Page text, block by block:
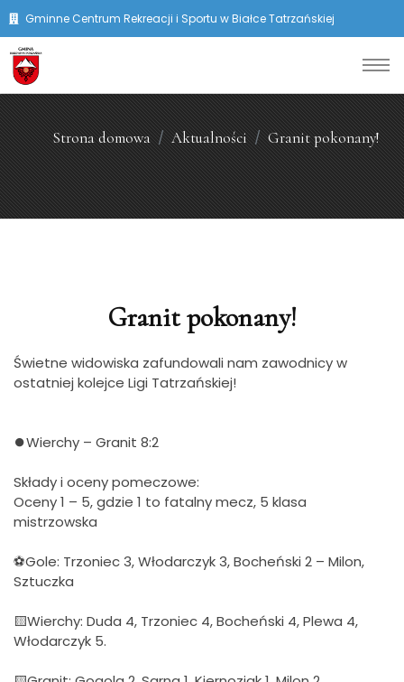
Gminne Centrum Rekreacji i Sportu w Białce Tatrzańskiej
Strona domowa Aktualności Granit pokonany!
Granit pokonany!
Świetne widowiska zafundowali nam zawodnicy w
ostatniej kolejce Ligi Tatrzańskiej!
⏺Wierchy – Granit 8:2
Składy i oceny pomeczowe:
Oceny 1 – 5, gdzie 1 to fatalny mecz, 5 klasa
mistrzowska
⚽Gole: Trzoniec 3, Włodarczyk 3, Bocheński 2 – Milon,
Sztuczka
🟨Wierchy: Duda 4, Trzoniec 4, Bocheński 4, Plewa 4,
Włodarczyk 5.